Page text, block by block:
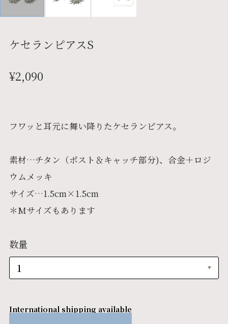
ケセランピアスS
¥2,090
フワッと耳元に舞い降りたケセランピアス。
素材…チタン（ポスト＆キャッチ部分)、合金＋ロジ
ウムメッキ
サイズ…1.5cm×1.5cm
＊Mサイズもあります
数量
International shipping available